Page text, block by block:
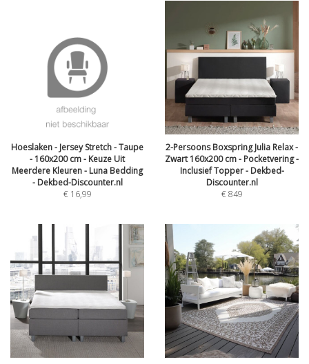
Hoeslaken - Jersey Stretch - Taupe
- 160x200 cm - Keuze Uit
Meerdere Kleuren - Luna Bedding
- Dekbed-Discounter.nl
€ 16,99
2-Persoons Boxspring Julia Relax -
Zwart 160x200 cm - Pocketvering -
Inclusief Topper - Dekbed-
Discounter.nl
€849